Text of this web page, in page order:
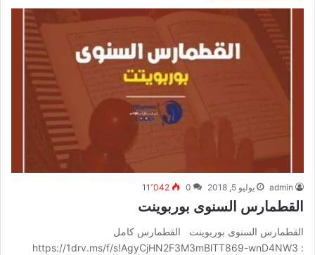
admin يوليو 5, 2018 0 11٬042
القطمارس السنوى بوربوينت
القطمارس السنوى بوربوينت القطمارس كامل
: https://1drv.ms/f/s!AgyCjHN2F3M3mBlTT869-wnD4NW3